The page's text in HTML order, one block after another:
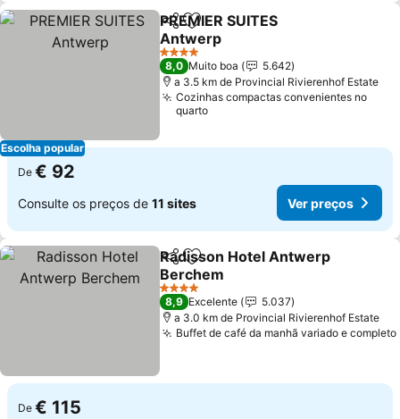
Escolha popular
PartilharAdicionar aos favoritos
PREMIER SUITES
Antwerp
Ver preços
4 Estrelas
8,0 Muito boa
5.642
a 3.5 km de Provincial Rivierenhof Estate
Cozinhas compactas convenientes no
quarto
De € 92
Consulte os preços de 11 sites Ver preços
PartilharAdicionar aos favoritos
Radisson Hotel Antwerp
Berchem
Ver preços
4 Estrelas
8,9 Excelente
5.037
a 3.0 km de Provincial Rivierenhof Estate
Buffet de café da manhã variado e completo
De € 115